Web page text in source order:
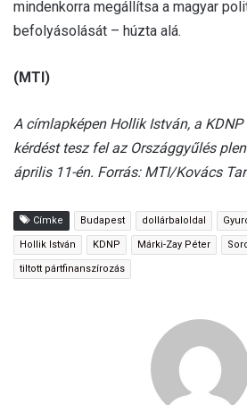
mindenkorra megállítsa a magyar
befolyásolását – húzta alá.
(MTI)
A címlapképen Hollik István, a
kérdést tesz fel az Országgyűlés
április 11-én. Forrás: MTI/Kovács
Címke Budapest dollárbaloldal
Hollik István KDNP Márki-Zay Péter
tiltott pártfinanszírozás